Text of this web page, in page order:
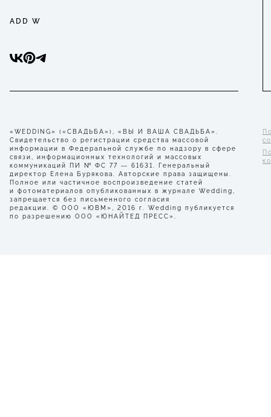
ADD W
«WEDDING» («СВАДЬБА»), «ВЫ И ВАША СВАДЬБА».
Свидетельство о регистрации средства массовой
информации в Федеральной службе по надзору в сфере
связи, информационных технологий и массовых
коммуникаций ПИ № ФС 77 — 61631. Генеральный
директор Елена Бурякова. Авторские права защищены.
Полное или частичное воспроизведение статей
и фотоматериалов опубликованных в журнале Wedding,
запрещается без письменного согласия
редакции. © ООО «ЮВМ», 2016 г. Wedding публикуется
по разрешению ООО «ЮНАЙТЕД ПРЕСС».